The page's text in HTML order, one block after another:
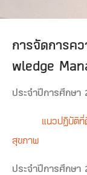
การจัดการค
wledge
ประจำปีการศึกษา
แนวปฏิบัติที่
สุขภาพ
ประจำปีการศึกษา